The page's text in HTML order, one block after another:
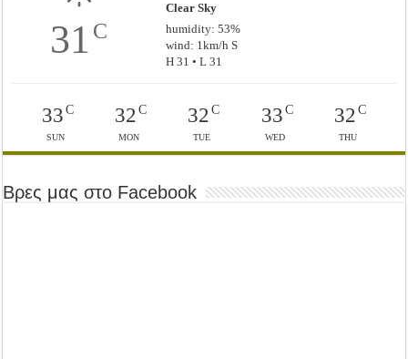
31 C
Clear Sky
humidity: 53%
wind: 1km/h S
H 31 • L 31
33C
SUN
32C
MON
32 C
TUE
33C
WED
32C
THU
Βρες μας στο Facebook